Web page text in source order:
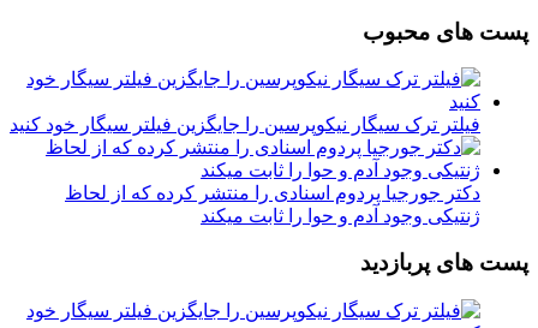
پست های محبوب
فیلتر ترک سیگار نیکوپرسین را جایگزین فیلتر سیگار خود کنید
دکتر جورجیا پردوم اسنادی را منتشر کرده که از لحاظ
ژنتیکی وجود آدم و حوا را ثابت میکند
پست های پربازدید